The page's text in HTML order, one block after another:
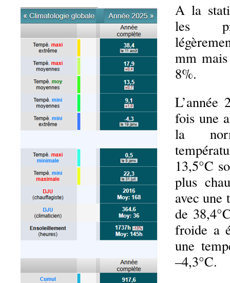
A la
les
mm
8%.
L’année
fois une
la
13,5°C
plus
avec une
de
froide a
une
–4,3°C.